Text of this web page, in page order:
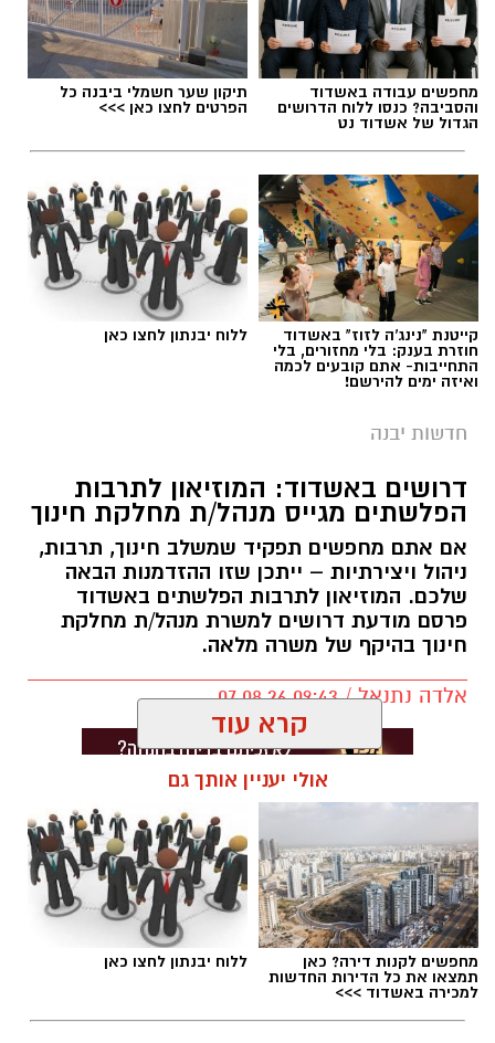
מחפשים עבודה באשדוד
והסביבה? כנסו ללוח הדרושים
הגדול של אשדוד נט
תיקון שער חשמלי ביבנה כל
הפרטים לחצו כאן >>>
קייטנת "נינג'ה לזוז" באשדוד
חוזרת בענק: בלי מחזורים, בלי
התחייבות- אתם קובעים לכמה
ואיזה ימים להירשם!
ללוח יבנתון לחצו כאן
חדשות יבנה
דרושים באשדוד: המוזיאון לתרבות
הפלשתים מגייס מנהל/ת מחלקת חינוך
אם אתם מחפשים תפקיד שמשלב חינוך, תרבות,
ניהול ויצירתיות – ייתכן שזו ההזדמנות הבאה
שלכם. המוזיאון לתרבות הפלשתים באשדוד
פרסם מודעת דרושים למשרת מנהל/ת מחלקת
חינוך בהיקף של משרה מלאה.
אלדה נתנאל / 09:43 07.08.26
תגים:דרושים באשדוד
קרא עוד
אולי יעניין אותך גם
מחפשים לקנות דירה? כאן
תמצאו את כל הדירות החדשות
למכירה באשדוד >>>
ללוח יבנתון לחצו כאן